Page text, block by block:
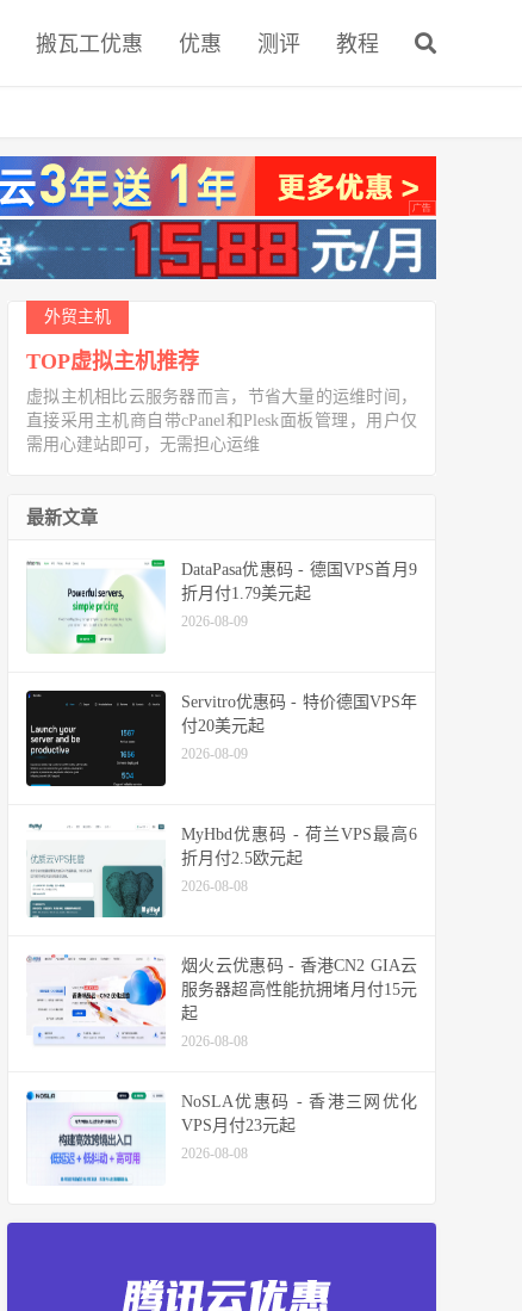
搬瓦工优惠 优惠 测评 教程
外贸主机
TOP虚拟主机推荐
虚拟主机相比云服务器而言，节省大量的运维时间，
直接采用主机商自带cPanel和Plesk面板管理，用户仅
需用心建站即可，无需担心运维
最新文章
DataPasa优惠码 - 德国VPS首月9
折月付1.79美元起
2026-08-09
Servitro优惠码 - 特价德国VPS年
付20美元起
2026-08-09
MyHbd优惠码 - 荷兰VPS最高6
折月付2.5欧元起
2026-08-08
烟火云优惠码 - 香港CN2 GIA云
服务器超高性能抗拥堵月付15元
起
2026-08-08
NoSLA优惠码 - 香港三网优化
VPS月付23元起
2026-08-08